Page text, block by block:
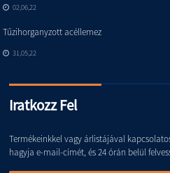
02,06,22
Tűzihorganyzott acéllemez
31,05,22
Iratkozz Fel
Termékeinkkel vagy árlistájával
hagyja e-mail-címét, és 24 órán belül